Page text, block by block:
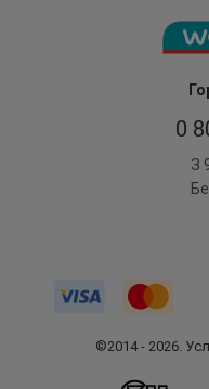
0
З
©2014 - 2026.